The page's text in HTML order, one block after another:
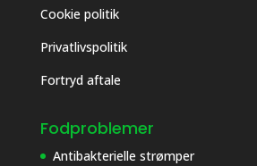
Cookie politik
Privatlivspolitik
Fortryd aftale
Fodproblemer
Antibakterielle strømper